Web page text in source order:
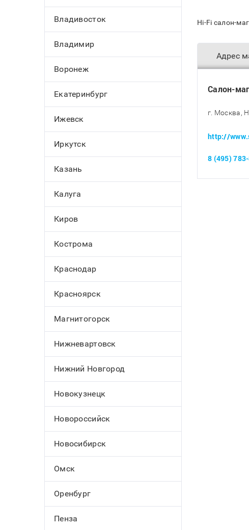
Владивосток
Владимир
Воронеж
Екатеринбург
Ижевск
Иркутск
Казань
Калуга
Киров
Кострома
Краснодар
Красноярск
Магнитогорск
Нижневартовск
Нижний Новгород
Новокузнецк
Новороссийск
Новосибирск
Омск
Оренбург
Пенза
Hi-Fi салон-
Адрес
Салон-
г. Москва,
http://
8 (495)